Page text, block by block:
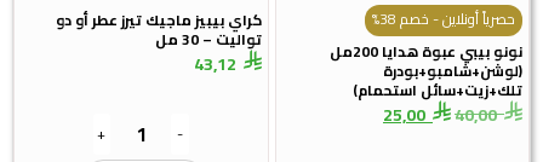
حصرياً أونلاين - خصم 38%
نونو بيبي عبوة هدايا 200مل
(لوشن+شامبو+بودرة
تلك+زيت+سائل استحمام)
40,00
25,00
كراي بيبيز ماجيك تيرز عطر أو دو
تواليت – 30 مل
43,12